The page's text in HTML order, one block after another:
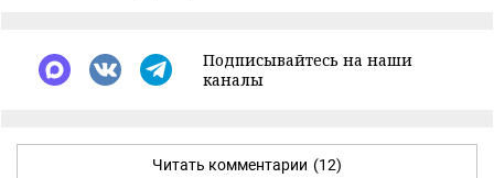
Подписывайтесь на наши
каналы
Читать комментарии (12)